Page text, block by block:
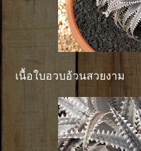
เนื้อใบอวบอ้วนสวยงาม